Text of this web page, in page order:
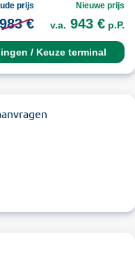
prijs
983 €
Nieuwe prijs
v.a. 943 € p.P.
/ Keuze terminal